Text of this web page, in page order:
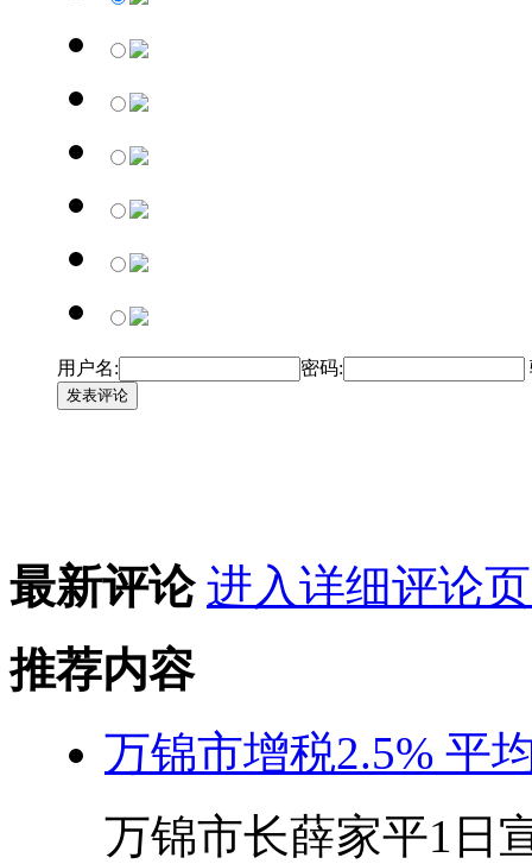
用户名: 密码:
发表评论
最新评论 进入详细评论
推荐内容
万锦市增税2.5% 平
万锦市长薛家平1日